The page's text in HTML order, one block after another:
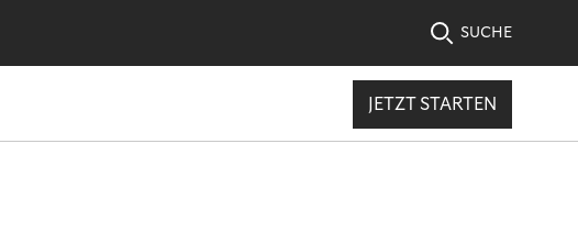
SUCHE
JETZT STARTEN